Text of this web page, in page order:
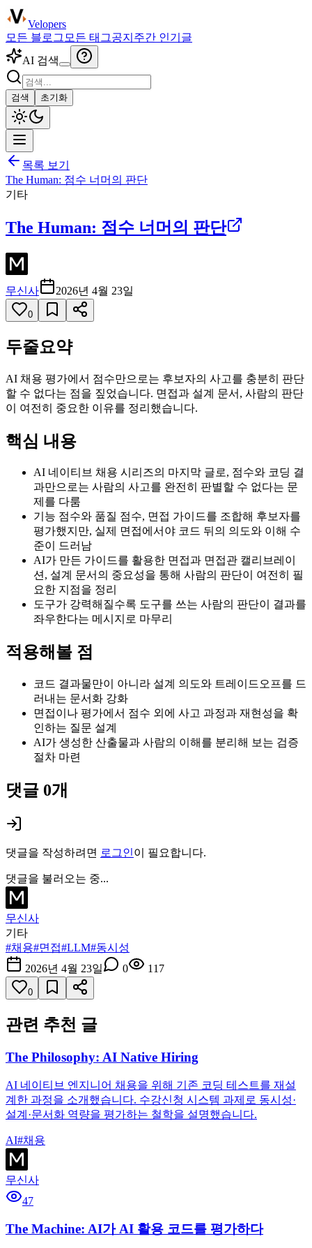
Velopers
모든 블로그 모든 태그공지 주간 인기글
AI 검색
검색 초기화
목록 보기
The Human: 점수 너머의 판단
기타
The Human: 점수 너머의 판단
무신사 2026년 4월 23일
0
두줄요약
AI 채용 평가에서 점수만으로는 후보자의 사고를 충분히 판단
할 수 없다는 점을 짚었습니다. 면접과 설계 문서, 사람의 판단
이 여전히 중요한 이유를 정리했습니다.
핵심 내용
AI 네이티브 채용 시리즈의 마지막 글로, 점수와 코딩 결
과만으로는 사람의 사고를 완전히 판별할 수 없다는 문
제를 다룸
기능 점수와 품질 점수, 면접 가이드를 조합해 후보자를
평가했지만, 실제 면접에서야 코드 뒤의 의도와 이해 수
준이 드러남
AI가 만든 가이드를 활용한 면접과 면접관 캘리브레이
션, 설계 문서의 중요성을 통해 사람의 판단이 여전히 필
요한 지점을 정리
도구가 강력해질수록 도구를 쓰는 사람의 판단이 결과를
좌우한다는 메시지로 마무리
적용해볼 점
코드 결과물만이 아니라 설계 의도와 트레이드오프를 드
러내는 문서화 강화
면접이나 평가에서 점수 외에 사고 과정과 재현성을 확
인하는 질문 설계
AI가 생성한 산출물과 사람의 이해를 분리해 보는 검증
절차 마련
댓글 0개
댓글을 작성하려면 로그인이 필요합니다.
댓글을 불러오는 중...
무신사
기타
#채용#면접#LLM#동시성
2026년 4월 23일
0 117
0
관련 추천 글
The Philosophy: AI Native Hiring
AI 네이티브 엔지니어 채용을 위해 기존 코딩 테스트를 재설
계한 과정을 소개했습니다. 수강신청 시스템 과제로 동시성·
설계·문서화 역량을 평가하는 철학을 설명했습니다.
AI#채용
무신사
47
The Machine: AI가 AI 활용 코드를 평가하다